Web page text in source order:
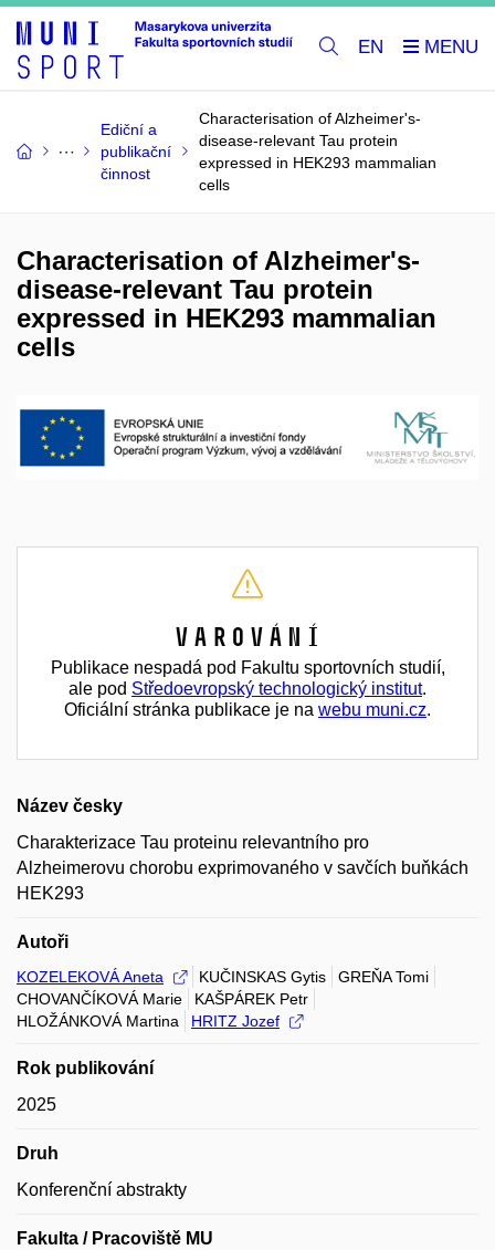
EN
Ediční a
publikační
činnost
Characterisation of Alzheimer's-
disease-relevant Tau protein
expressed in HEK293 mammalian
cells
Characterisation of Alzheimer's-
disease-relevant Tau protein
expressed in HEK293 mammalian
cells
Varování
Publikace nespadá pod Fakultu sportovních studií,
ale pod Středoevropský technologický institut.
Oficiální stránka publikace je na webu muni.cz.
Název česky
Charakterizace Tau proteinu relevantního pro
Alzheimerovu chorobu exprimovaného v savčích buňkách
HEK293
Autoři
KOZELEKOVÁ Aneta KUČINSKAS Gytis
GREŇA Tomi
CHOVANČÍKOVÁ Marie
KAŠPÁREK Petr
HLOŽÁNKOVÁ Martina
HRITZ Jozef
Rok publikování
2025
Druh
Konferenční abstrakty
Fakulta / Pracoviště MU